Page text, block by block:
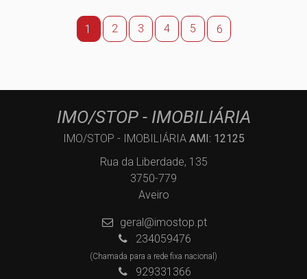
1 2 3 4 5 6
IMO/STOP - IMOBILIÁRIA
IMO/STOP - IMOBILIÁRIA AMI: 12125
Rua da Liberdade, 135
3750-779
Aveiro
geral@imostop.pt
234059476
(Chamada para a rede fixa nacional)
929331366